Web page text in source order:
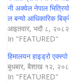
नी अक्वेल नेपाल
ल बन्यो आधिकारिक
आइतवार, भदौ ८, २०८२
In "FEATURED"
हिमालयन हाइड्रो
बुधबार, बैशाख १२,
In "FEATURED"